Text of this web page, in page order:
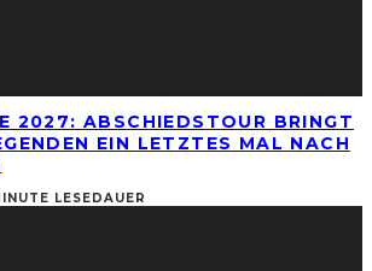
2027: ABSCHIEDSTOUR BRINGT
EIN LETZTES MAL NACH
LESEDAUER